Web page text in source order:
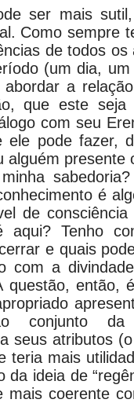
ser mais
Como sempre
de todos os
(um dia,
a
que este
com seu
ele pode fazer,
alguém presente
é
de
aqui? Tenho
e quais
com a
questão, então,
conjunto da
seus atributos
teria mais
da ideia de
coerente